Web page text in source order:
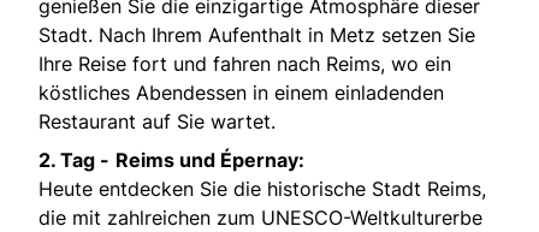
genießen Sie die einzigartige Atmosphäre dieser
Stadt. Nach Ihrem Aufenthalt in Metz setzen Sie
Ihre Reise fort und fahren nach Reims, wo ein
köstliches Abendessen in einem einladenden
Restaurant auf Sie wartet.
2. Tag - Reims und Épernay:
Heute entdecken Sie die historische Stadt Reims,
die mit zahlreichen zum UNESCO-Weltkulturerbe